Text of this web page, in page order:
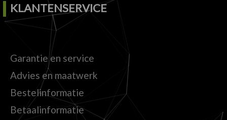
KLANTENSERVICE
Garantie en service
Advies en maatwerk
Bestelinformatie
Betaalinformatie